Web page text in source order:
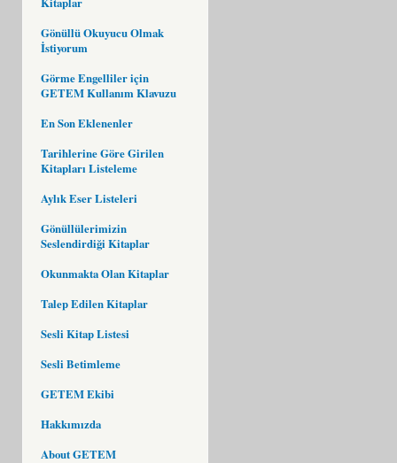
Gönüllü Okuyucu Olmak
İstiyorum
Görme Engelliler için
GETEM Kullanım Klavuzu
En Son Eklenenler
Tarihlerine Göre Girilen
Kitapları Listeleme
Aylık Eser Listeleri
Gönüllülerimizin
Seslendirdiği Kitaplar
Okunmakta Olan Kitaplar
Talep Edilen Kitaplar
Sesli Kitap Listesi
Sesli Betimleme
GETEM Ekibi
Hakkımızda
About GETEM